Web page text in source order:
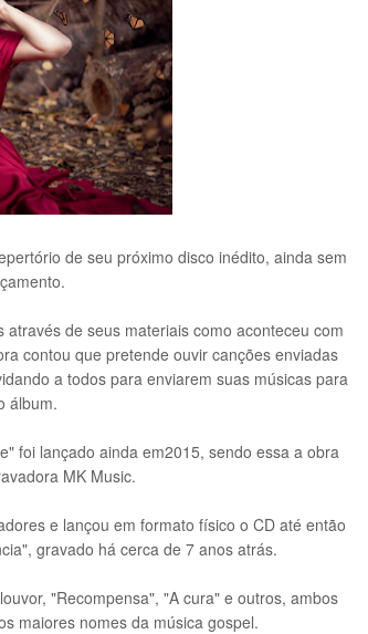
de seu próximo disco inédito, ainda sem
de seus materiais como aconteceu com
contou que pretende ouvir canções enviadas
a todos para enviarem suas músicas para
álbum.
foi lançado ainda em2015, sendo essa a obra
MK Music.
e lançou em formato físico o CD até então
gravado há cerca de 7 anos atrás.
"Recompensa", "A cura" e outros, ambos
maiores nomes da música gospel.